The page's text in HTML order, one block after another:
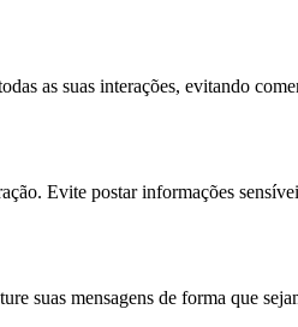
as suas interações, evitando
Evite postar informações
suas mensagens de forma que